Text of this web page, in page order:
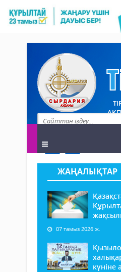
ЖАҢАЛЫҚТАР
07 тамыз 2026 ж.
күніне